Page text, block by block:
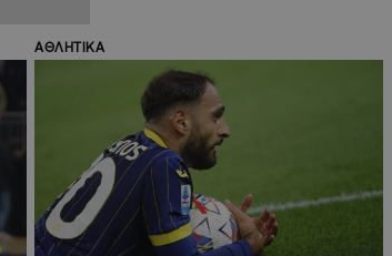
ΑΘΛΗΤΙΚΑ